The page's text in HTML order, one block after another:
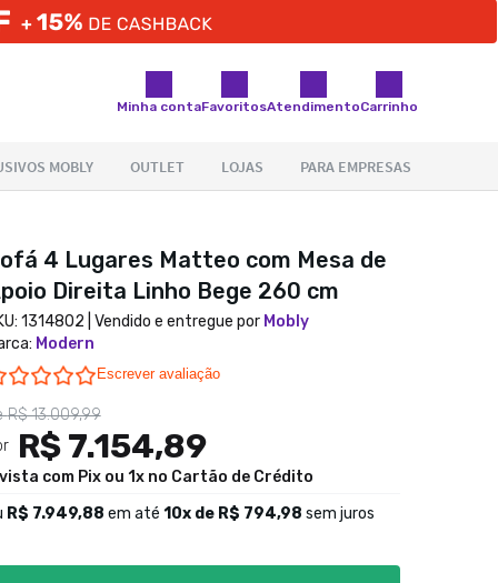
Minha contaFavoritosAtendimentoCarrinho
4 Lugares Matteo com Mesa de
Direita Linho Bege 260 cm
1314802 | Vendido e entregue por Mobly
: Modern
0.0 star rating
Escrever avaliação
R$ 13.009,99
R$ 7.154,89
com Pix ou 1x no Cartão de Crédito
R$ 7.949,88 em até 10x de R$ 794,98 sem juros